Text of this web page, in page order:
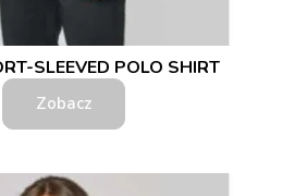
SLEEVED POLO SHIRT
Zobacz